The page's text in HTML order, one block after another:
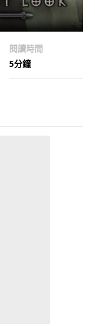
閱讀時間
5分鐘